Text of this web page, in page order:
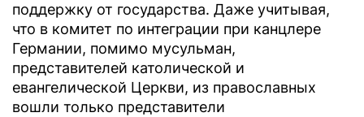
поддержку от государства. Даже учитывая,
что в комитет по интеграции при канцлере
Германии, помимо мусульман,
представителей католической и
евангелической Церкви, из православных
вошли только представители